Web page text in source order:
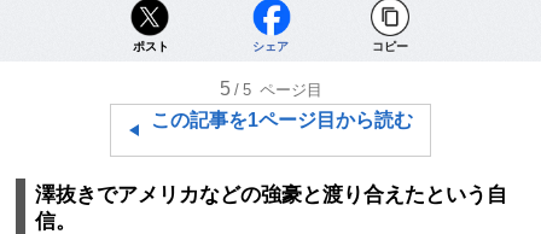
ポスト シェア コピー
5 /5 ページ目
この記事を1ページ目から読む
澤抜きでアメリカなどの強豪と渡り合えたという自
信。